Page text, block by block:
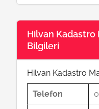
Hilvan
Bilgileri
Hilvan Kadastro
Telefon